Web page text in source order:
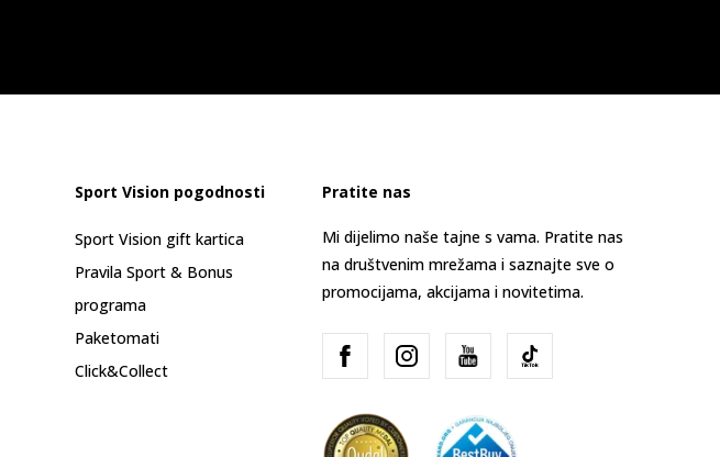
Sport Vision pogodnosti
Sport Vision gift kartica
Pravila Sport & Bonus
programa
Paketomati
Click&Collect
Pratite nas
Mi dijelimo naše tajne s vama. Pratite nas
na društvenim mrežama i saznajte sve o
promocijama, akcijama i novitetima.